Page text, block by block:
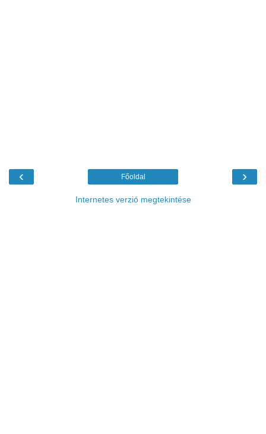
‹ ›
Főoldal
Internetes verzió megtekintése